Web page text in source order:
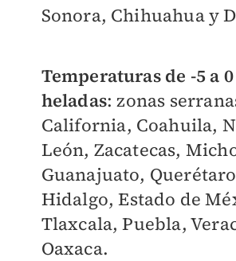
Sonora, Chihuahua y
Temperaturas de -5 a 0
heladas: zonas
California, Coahuila,
León, Zacatecas,
Guanajuato,
Hidalgo, Estado de
Tlaxcala, Puebla,
Oaxaca.